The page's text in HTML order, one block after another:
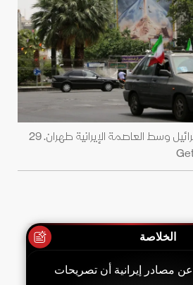
لوحة إعلانية مناهضة لإسرائيل وسط العاصمة الإيرانية طهران. 29
الخلاصة
مصادر إيرانية أن تصريحات